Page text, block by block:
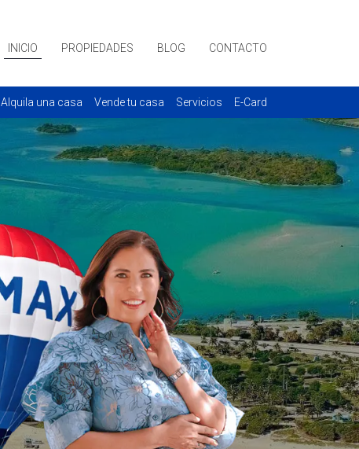
INICIO PROPIEDADES BLOG CONTACTO
Alquila una casa Vende tu casa Servicios E-Card